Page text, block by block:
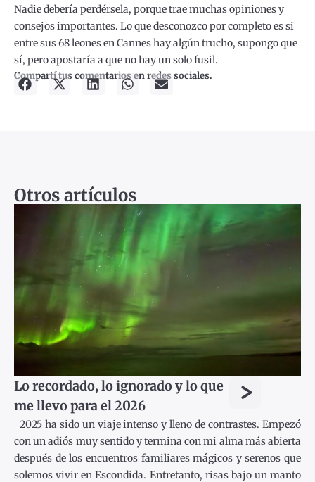
Nadie debería perdérsela, porque trae muchas opiniones y
consejos importantes. Lo que desconozco por completo es si
entre sus 68 leones en Cannes hay algún trucho, supongo que
sí, pero apostaría a que no hay un solo fusil.
Compartí tus comentarios en redes sociales.
Otros artículos
Lo recordado, lo ignorado y lo que
me llevo para el 2026
>
2025 ha sido un viaje intenso y lleno de contrastes. Empezó
con un adiós muy sentido y termina con mi alma más abierta
después de los encuentros familiares mágicos y serenos que
solemos vivir en Escondida. Entretanto, risas bajo un manto